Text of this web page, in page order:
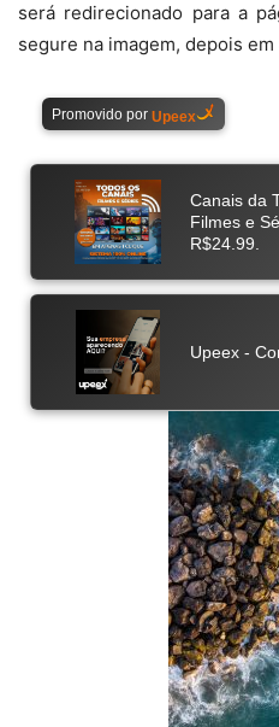
será redirecionado para a
segure na imagem, depois em